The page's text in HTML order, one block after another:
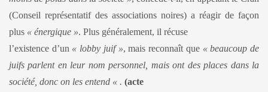
(Conseil représentatif des associations noires) a réagir de façon
plus « énergique ». Plus généralement, il récuse
l’existence d’un « lobby juif », mais reconnaît que « beaucoup de
juifs parlent en leur nom personnel, mais ont des places dans la
société, donc on les entend « . (acte